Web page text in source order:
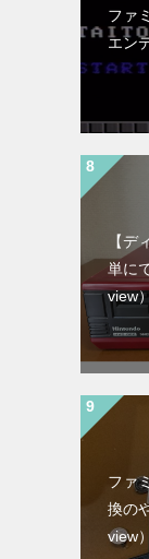
ファ
エン
【デ
単に
view
ファ
換の
view）